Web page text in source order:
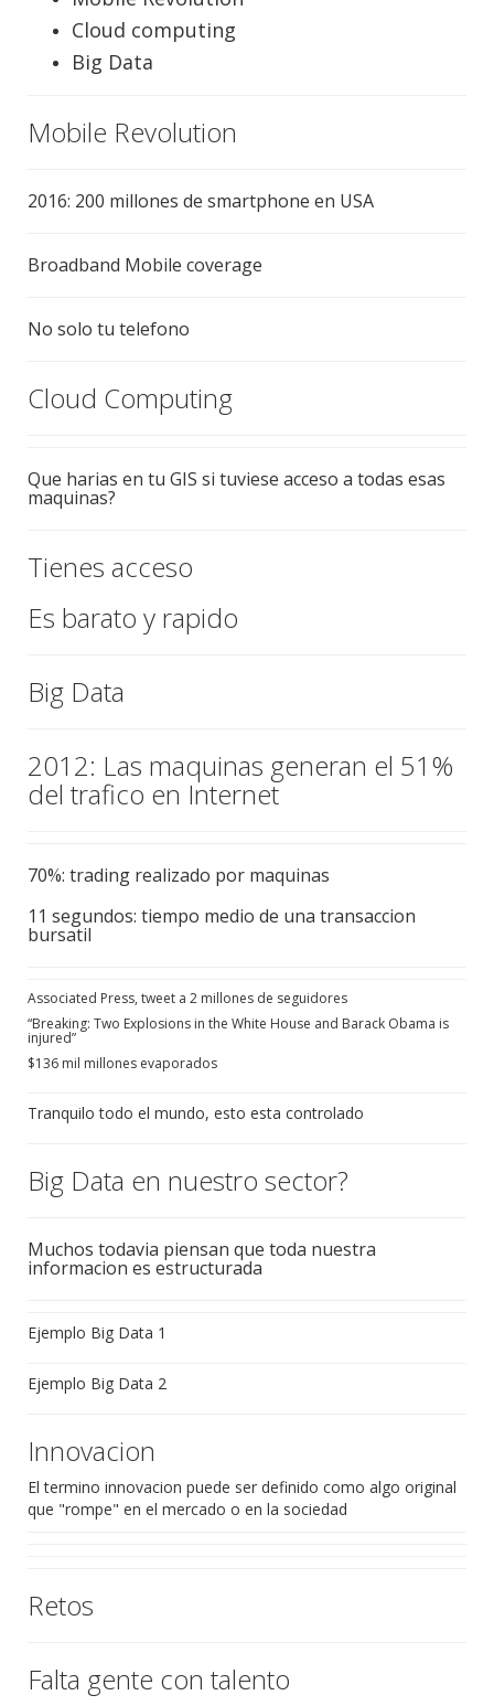
Cloud computing
Big Data
Mobile Revolution
2016: 200 millones de smartphone en USA
Broadband Mobile coverage
No solo tu telefono
Cloud Computing
Que harias en tu GIS si tuviese acceso a todas esas
maquinas?
Tienes acceso
Es barato y rapido
Big Data
2012: Las maquinas generan el 51%
del trafico en Internet
70%: trading realizado por maquinas
11 segundos: tiempo medio de una transaccion
bursatil
Associated Press, tweet a 2 millones de seguidores
“Breaking: Two Explosions in the White House and Barack Obama is
injured”
$136 mil millones evaporados
Tranquilo todo el mundo, esto esta controlado
Big Data en nuestro sector?
Muchos todavia piensan que toda nuestra
informacion es estructurada
Ejemplo Big Data 1
Ejemplo Big Data 2
Innovacion
El termino innovacion puede ser definido como algo original
que "rompe" en el mercado o en la sociedad
Retos
Falta gente con talento